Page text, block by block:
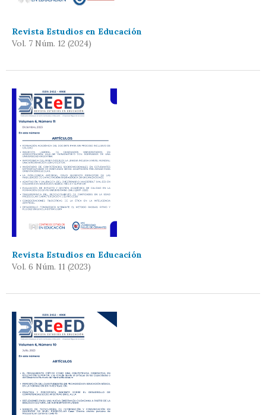
Revista Estudios en Educación
Vol. 7 Núm. 12 (2024)
Revista Estudios en Educación
Vol. 6 Núm. 11 (2023)